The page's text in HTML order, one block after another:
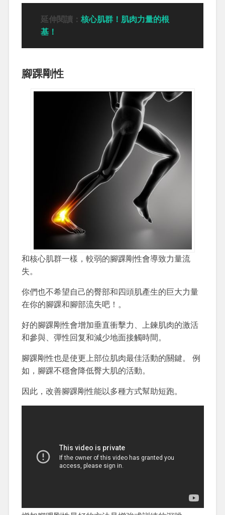
延伸閱讀： 核心肌群！肌肉力量的根
基！
腳踝剛性
和核心肌群一樣，較弱的腳踝剛性會導致力量流
失。
你們也不希望自己的臀部和四頭肌產生的巨大力量
在你的腳踝和腳部流失吧！。
好的腳踝剛性會增加垂直衝擊力、上鍊肌肉的激活
和參與、彈性回复和減少地面接觸時間。
腳踝剛性也是使更上部位肌肉最佳活動的關鍵。 例
如，腳踝不穩會降低臀大肌的活動。
因此，改善腳踝剛性能以多種方式幫助短跑。